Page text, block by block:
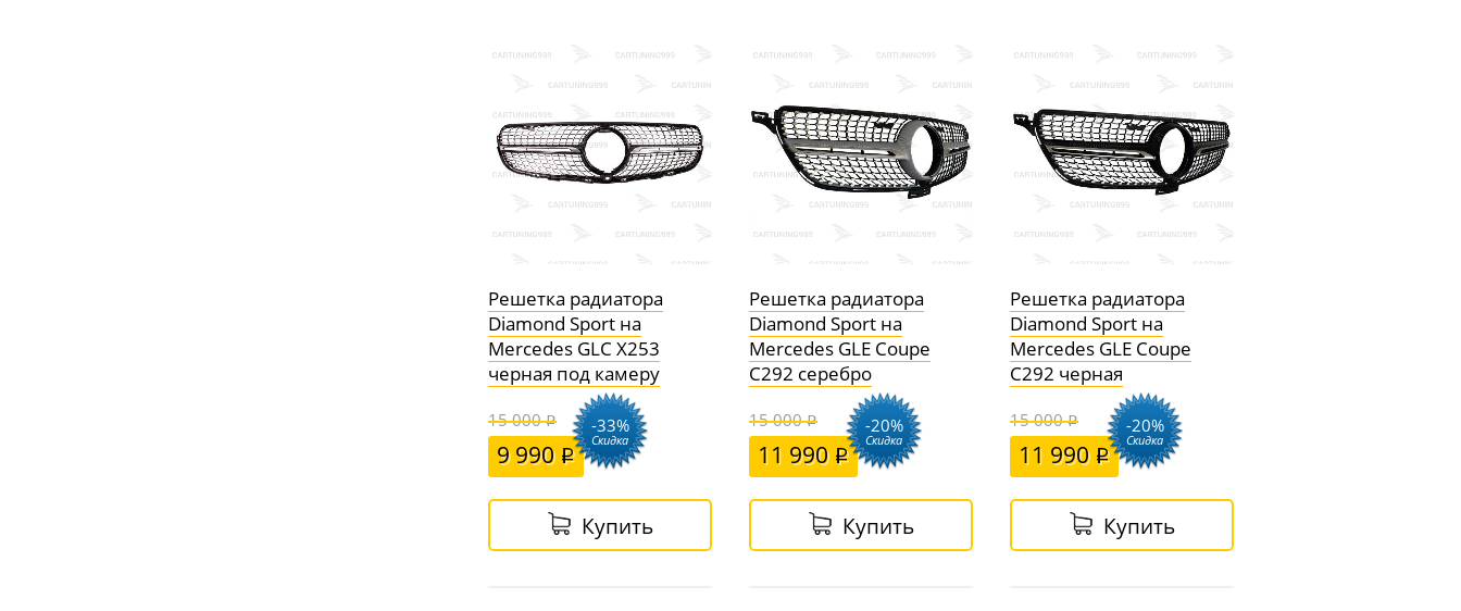
Решетка радиатора
Diamond Sport на
Mercedes GLC X253
черная под камеру
15 000
9 990
-33%
Скидка
Купить
Решетка радиатора
Diamond Sport на
Mercedes GLE Coupe
C292 серебро
15 000
11 990
-20%
Скидка
Купить
Решетка радиатора
Diamond Sport на
Mercedes GLE Coupe
C292 черная
15 000
11 990
-20%
Скидка
Купить